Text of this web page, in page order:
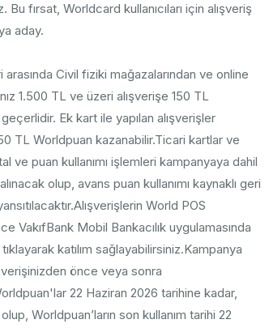
fırsat, Worldcard kullanıcıları için alışveriş
aday.
Civil fiziki mağazalarından ve online
1.500 TL ve üzeri alışverişe 150 TL
Ek kart ile yapılan alışverişler
TL Worldpuan kazanabilir.Ticari kartlar ve
ve puan kullanımı işlemleri kampanyaya dahil
olup, avans puan kullanımı kaynaklı geri
World POS
VakıfBank Mobil Bankacılık uygulamasında
katılım sağlayabilirsiniz.Kampanya
önce veya sonra
22 Haziran 2026 tarihine kadar,
Worldpuan’ların son kullanım tarihi 22